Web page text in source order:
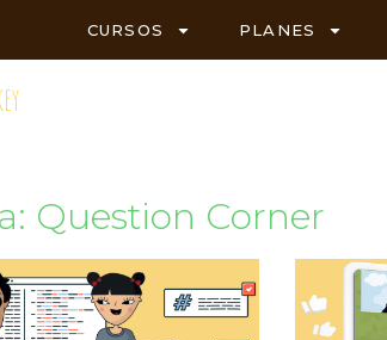
CURSOS PLANES
Question Corner